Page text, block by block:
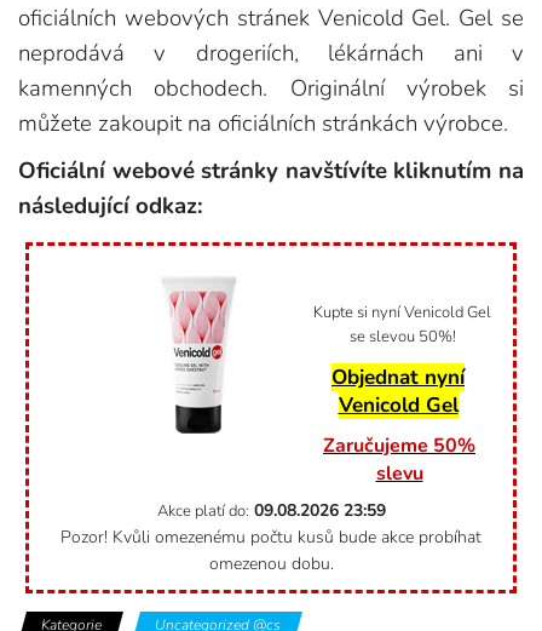
oficiálních webových stránek Venicold Gel. Gel se
neprodává v drogeriích, lékárnách ani v
kamenných obchodech. Originální výrobek si
můžete zakoupit na oficiálních stránkách výrobce.
Oficiální webové stránky navštívíte kliknutím na
následující odkaz:
Kupte si nyní Venicold Gel
se slevou 50%!
Objednat nyní
Venicold Gel
Zaručujeme 50%
slevu
Akce platí do: 09.08.2026 23:59
Pozor! Kvůli omezenému počtu kusů bude akce probíhat
omezenou dobu.
Kategorie Uncategorized @cs